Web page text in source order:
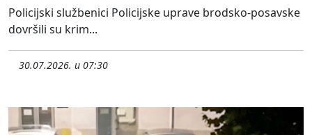
Policijski službenici Policijske uprave brodsko-posavske
dovršili su krim...
30.07.2026. u 07:30